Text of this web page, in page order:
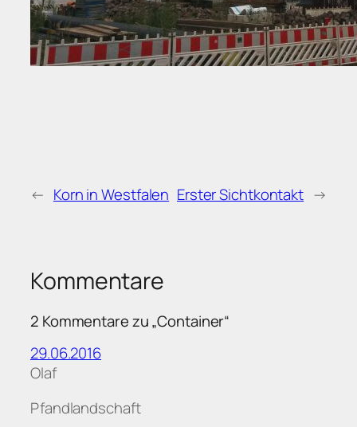
← Korn in Westfalen Erster Sichtkontakt →
Kommentare
2 Kommentare zu „Container“
29.06.2016
Olaf
Pfandlandschaft